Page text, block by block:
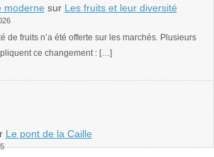
modernesur Les fruits et leur diversité
de fruits n’a été offerte sur les marchés. Plusieurs
ce changement : […]
Le pont de la Caille